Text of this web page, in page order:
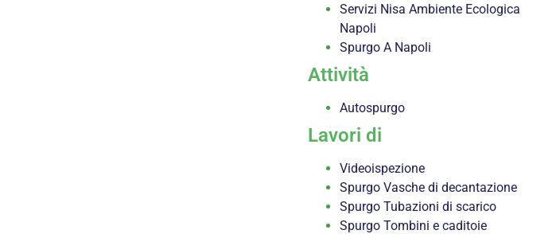
Servizi Nisa Ambiente Ecologica
Napoli
Spurgo A Napoli
Attività
Autospurgo
Lavori di
Videoispezione
Spurgo Vasche di decantazione
Spurgo Tubazioni di scarico
Spurgo Tombini e caditoie